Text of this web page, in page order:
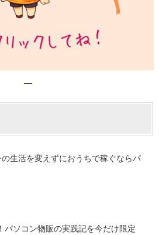
生活を変えずにおうちで稼ぐならパ
パソコン物販の実践記を今だけ限定